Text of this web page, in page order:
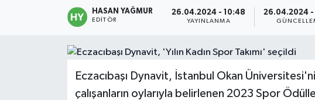
HASAN YAĞMUR
EDITÖR
26.04.2024 - 10:48
YAYINLANMA
26.04.2024 -
Eczacıbaşı Dynavit, İstanbul Okan
çalışanların oylarıyla belirlenen 2023 Spor
Tüm Manşetler
Haber Arşivi